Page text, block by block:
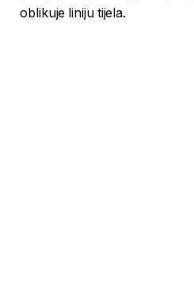
oblikuje liniju tijela.